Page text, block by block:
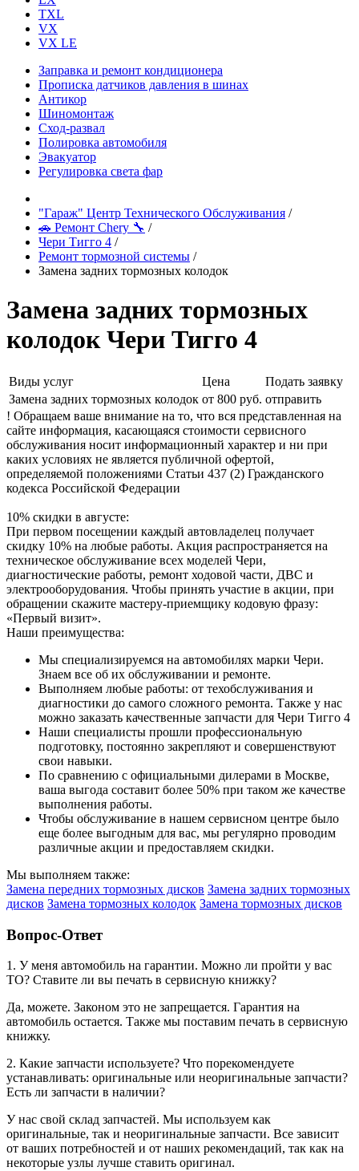
TXL
VX
VX LE
Заправка и ремонт кондиционера
Прописка датчиков давления в шинах
Антикор
Шиномонтаж
Сход-развал
Полировка автомобиля
Эвакуатор
Регулировка света фар
"Гараж" Центр Технического Обслуживания /
🚗 Ремонт Chery 🔧 /
Чери Тигго 4 /
Ремонт тормозной системы /
Замена задних тормозных колодок
Замена задних тормозных
колодок Чери Тигго 4
Виды услуг Цена
Подать заявку
Замена задних тормозных колодок от 800 руб. отправить
! Обращаем ваше внимание на то, что вся представленная на
сайте информация, касающаяся стоимости сервисного
обслуживания носит информационный характер и ни при
каких условиях не является публичной офертой,
определяемой положениями Статьи 437 (2) Гражданского
кодекса Российской Федерации
10% скидки в августе:
При первом посещении каждый автовладелец получает
скидку 10% на любые работы. Акция распространяется на
техническое обслуживание всех моделей Чери,
диагностические работы, ремонт ходовой части, ДВС и
электрооборудования. Чтобы принять участие в акции, при
обращении скажите мастеру-приемщику кодовую фразу:
«Первый визит».
Наши преимущества:
Мы специализируемся на автомобилях марки Чери.
Знаем все об их обслуживании и ремонте.
Выполняем любые работы: от техобслуживания и
диагностики до самого сложного ремонта. Также у нас
можно заказать качественные запчасти для Чери Тигго 4
Наши специалисты прошли профессиональную
подготовку, постоянно закрепляют и совершенствуют
свои навыки.
По сравнению с официальными дилерами в Москве,
ваша выгода составит более 50% при таком же качестве
выполнения работы.
Чтобы обслуживание в нашем сервисном центре было
еще более выгодным для вас, мы регулярно проводим
различные акции и предоставляем скидки.
Мы выполняем также:
Замена передних тормозных дисков Замена задних тормозных
дисков Замена тормозных колодок Замена тормозных дисков
Вопрос-Ответ
1. У меня автомобиль на гарантии. Можно ли пройти у вас
ТО? Ставите ли вы печать в сервисную книжку?
Да, можете. Законом это не запрещается. Гарантия на
автомобиль остается. Также мы поставим печать в сервисную
книжку.
2. Какие запчасти используете? Что порекомендуете
устанавливать: оригинальные или неоригинальные запчасти?
Есть ли запчасти в наличии?
У нас свой склад запчастей. Мы используем как
оригинальные, так и неоригинальные запчасти. Все зависит
от ваших потребностей и от наших рекомендаций, так как на
некоторые узлы лучше ставить оригинал.